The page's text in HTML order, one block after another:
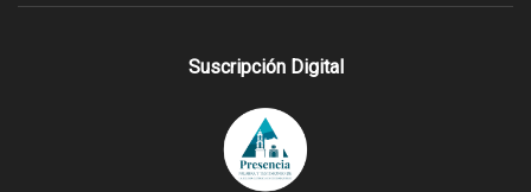
Suscripción Digital